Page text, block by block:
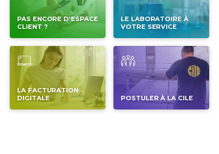
PAS ENCORE D'ESPACE
CLIENT ?
LE LABORATOIRE À
VOTRE SERVICE
LA FACTURATION
DIGITALE
POSTULER À LA CILE